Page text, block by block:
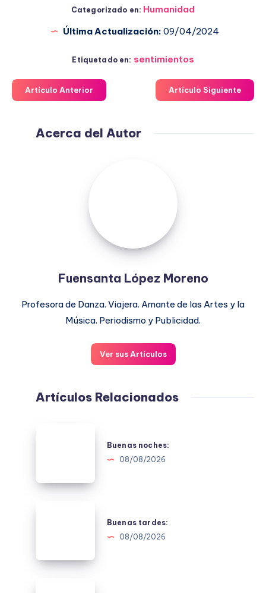
Categorizado en: Humanidad
Última Actualización: 09/04/2024
Etiquetado en: sentimientos
Artículo Anterior Artículo Siguiente
Acerca del Autor
Fuensanta López Moreno
Profesora de Danza. Viajera. Amante de las Artes y la
Música. Periodismo y Publicidad.
Ver sus Artículos
Artículos Relacionados
Buenas noches:
08/08/2026
Buenas tardes:
08/08/2026